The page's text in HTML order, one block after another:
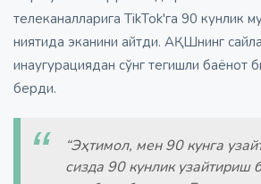
телеканалларига TikTok'га 90 кунлик
ниятида эканини айтди. АҚШнинг
инаугурациядан сўнг тегишли баёнот
берди.
“Эҳтимол, мен 90 кунга
сизда 90 кунлик узайтириш